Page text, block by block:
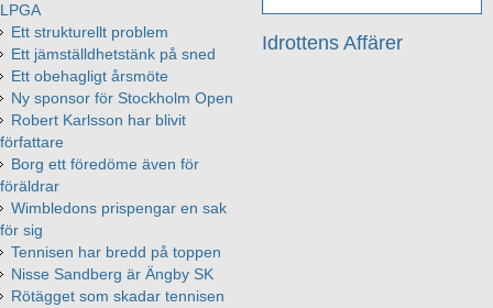
Idrottens Affärer
LPGA
Ett strukturellt problem
Ett jämställdhetstänk på sned
Ett obehagligt årsmöte
Ny sponsor för Stockholm Open
Robert Karlsson har blivit
författare
Borg ett föredöme även för
föräldrar
Wimbledons prispengar en sak
för sig
Tennisen har bredd på toppen
Nisse Sandberg är Ängby SK
Rötägget som skadar tennisen